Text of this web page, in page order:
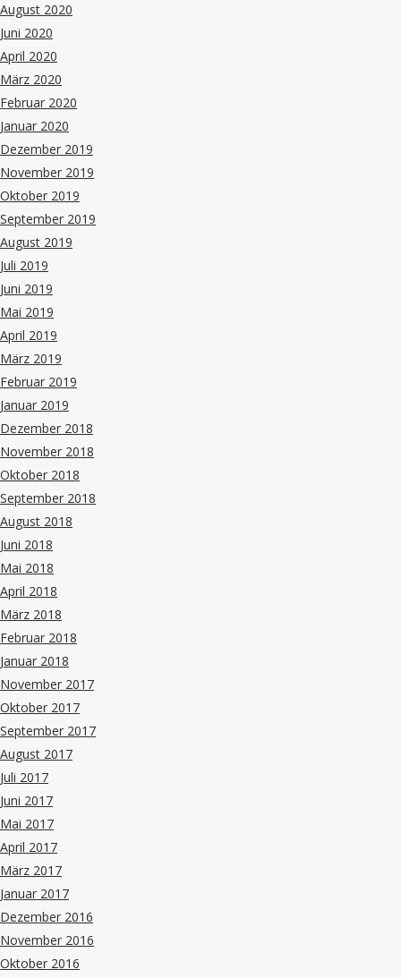
August 2020
Juni 2020
April 2020
März 2020
Februar 2020
Januar 2020
Dezember 2019
November 2019
Oktober 2019
September 2019
August 2019
Juli 2019
Juni 2019
Mai 2019
April 2019
März 2019
Februar 2019
Januar 2019
Dezember 2018
November 2018
Oktober 2018
September 2018
August 2018
Juni 2018
Mai 2018
April 2018
März 2018
Februar 2018
Januar 2018
November 2017
Oktober 2017
September 2017
August 2017
Juli 2017
Juni 2017
Mai 2017
April 2017
März 2017
Januar 2017
Dezember 2016
November 2016
Oktober 2016